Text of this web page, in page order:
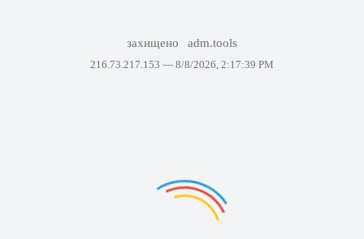
захищено adm.tools
216.73.217.153 — 8/8/2026, 2:17:39 PM